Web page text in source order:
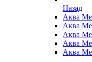
Назад
Аква
Аква
Аква
Аква
Аква